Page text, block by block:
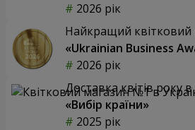
2026 рік
Найкращий квітковий
«Ukrainian Business
2026 рік
Доставка квітів року в
«Вибір країни»
2025 рік